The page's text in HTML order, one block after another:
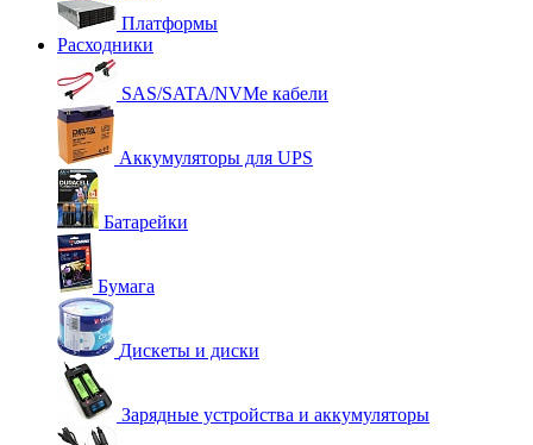
Платформы
Расходники
SAS/SATA/NVMe кабели
Аккумуляторы для UPS
Батарейки
Бумага
Дискеты и диски
Зарядные устройства и аккумуляторы